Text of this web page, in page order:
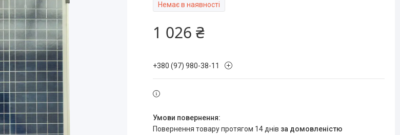
Немає в наявності
1 026 ₴
+380 (97) 980-38-11
повернення товару протягом 14 днів за домовленістю